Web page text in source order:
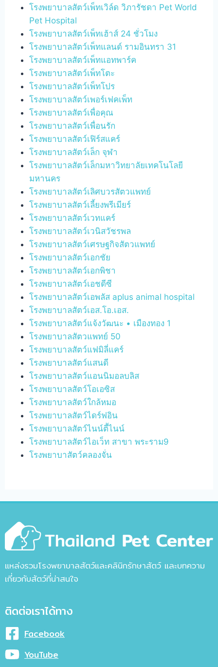
โรงพยาบาลสัตว์เพ็ทเวิล์ด วิภารัชดา Pet World
Pet Hospital
โรงพยาบาลสัตว์เพ็ทเฮ้าส์ 24 ชั่วโมง
โรงพยาบาลสัตว์เพ็ทแลนด์ รามอินทรา 31
โรงพยาบาลสัตว์เพ็ทแอทพาร์ค
โรงพยาบาลสัตว์เพ็ทโตะ
โรงพยาบาลสัตว์เพ็ทโปร
โรงพยาบาลสัตว์เพอร์เฟคเพ็ท
โรงพยาบาลสัตว์เพื่อคุณ
โรงพยาบาลสัตว์เพื่อนรัก
โรงพยาบาลสัตว์เฟิร์สแคร์
โรงพยาบาลสัตว์เล็ก จุฬา
โรงพยาบาลสัตว์เล็กมหาวิทยาลัยเทคโนโลยี
มหานคร
โรงพยาบาลสัตว์เลิศบวรสัตวแพทย์
โรงพยาบาลสัตว์เลี้ยงพรีเมียร์
โรงพยาบาลสัตว์เวทแคร์
โรงพยาบาลสัตว์เวนิสวัชรพล
โรงพยาบาลสัตว์เศรษฐกิจสัตวแพทย์
โรงพยาบาลสัตว์เอกชัย
โรงพยาบาลสัตว์เอกพิชา
โรงพยาบาลสัตว์เอชดีซี
โรงพยาบาลสัตว์เอพลัส aplus animal hospital
โรงพยาบาลสัตว์เอส.โอ.เอส.
โรงพยาบาลสัตว์แจ้งวัฒนะ • เมืองทอง 1
โรงพยาบาลสัตวแพทย์ 50
โรงพยาบาลสัตว์แฟมิลี่แคร์
โรงพยาบาลสัตว์แสนดี
โรงพยาบาลสัตว์แอนนิมอลบลิส
โรงพยาบาลสัตว์โอเอซิส
โรงพยาบาลสัตว์ใกล้หมอ
โรงพยาบาลสัตว์ไดร์ฟอิน
โรงพยาบาลสัตว์ไนน์ตี้ไนน์
โรงพยาบาลสัตว์ไอเว็ท สาขา พระราม9
โรงพยาบาสัตว์คลองจั่น
แหล่งรวมโรงพยาบาลสัตว์และคลินิกรักษาสัตว์ และบทความ
เกี่ยวกับสัตว์ที่น่าสนใจ
ติดต่อเราได้ทาง
Facebook
YouTube